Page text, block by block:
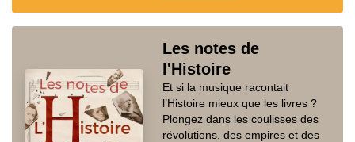
Les notes de
l'Histoire
Et si la musique racontait
l’Histoire mieux que les livres ?
Plongez dans les coulisses des
révolutions, des empires et des